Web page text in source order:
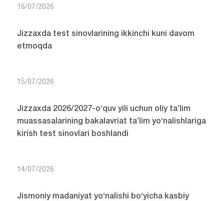
16/07/2026
Jizzaxda test sinovlarining ikkinchi kuni davom
etmoqda
15/07/2026
Jizzaxda 2026/2027-o‘quv yili uchun oliy ta’lim
muassasalarining bakalavriat ta’lim yo‘nalishlariga
kirish test sinovlari boshlandi
14/07/2026
Jismoniy madaniyat yo‘nalishi bo‘yicha kasbiy